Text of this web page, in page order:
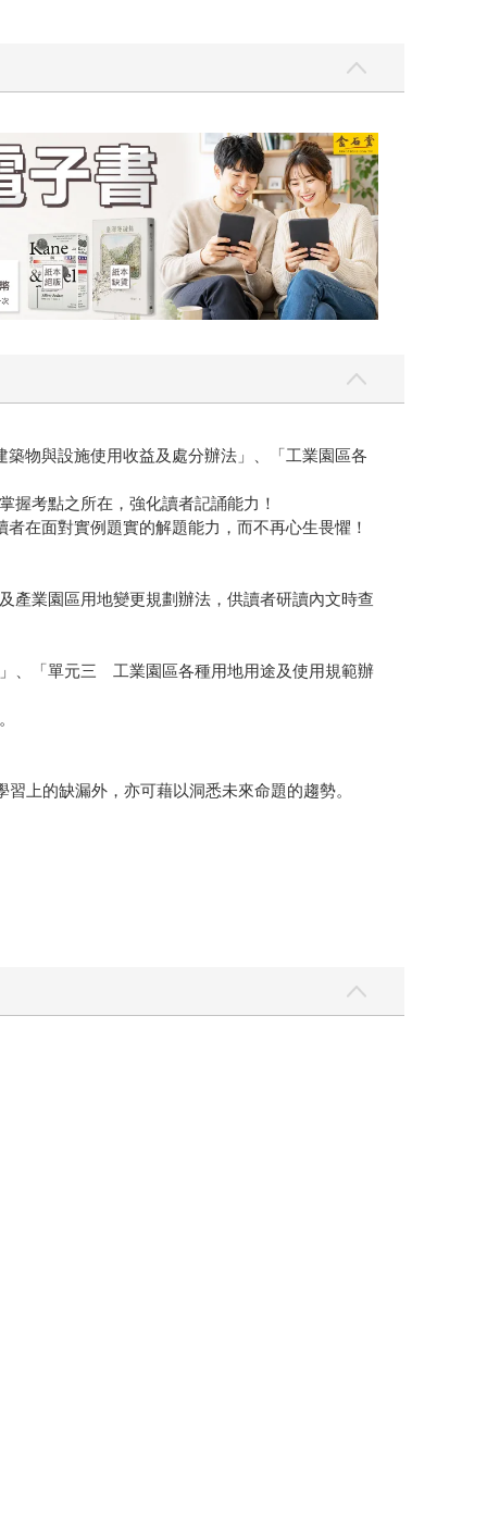
物與設施使用收益及處分辦法」、「工業園區各
考點之所在，強化讀者記誦能力！
在面對實例題實的解題能力，而不再心生畏懼！
產業園區用地變更規劃辦法，供讀者研讀內文時查
、「單元三 工業園區各種用地用途及使用規範辦
上的缺漏外，亦可藉以洞悉未來命題的趨勢。